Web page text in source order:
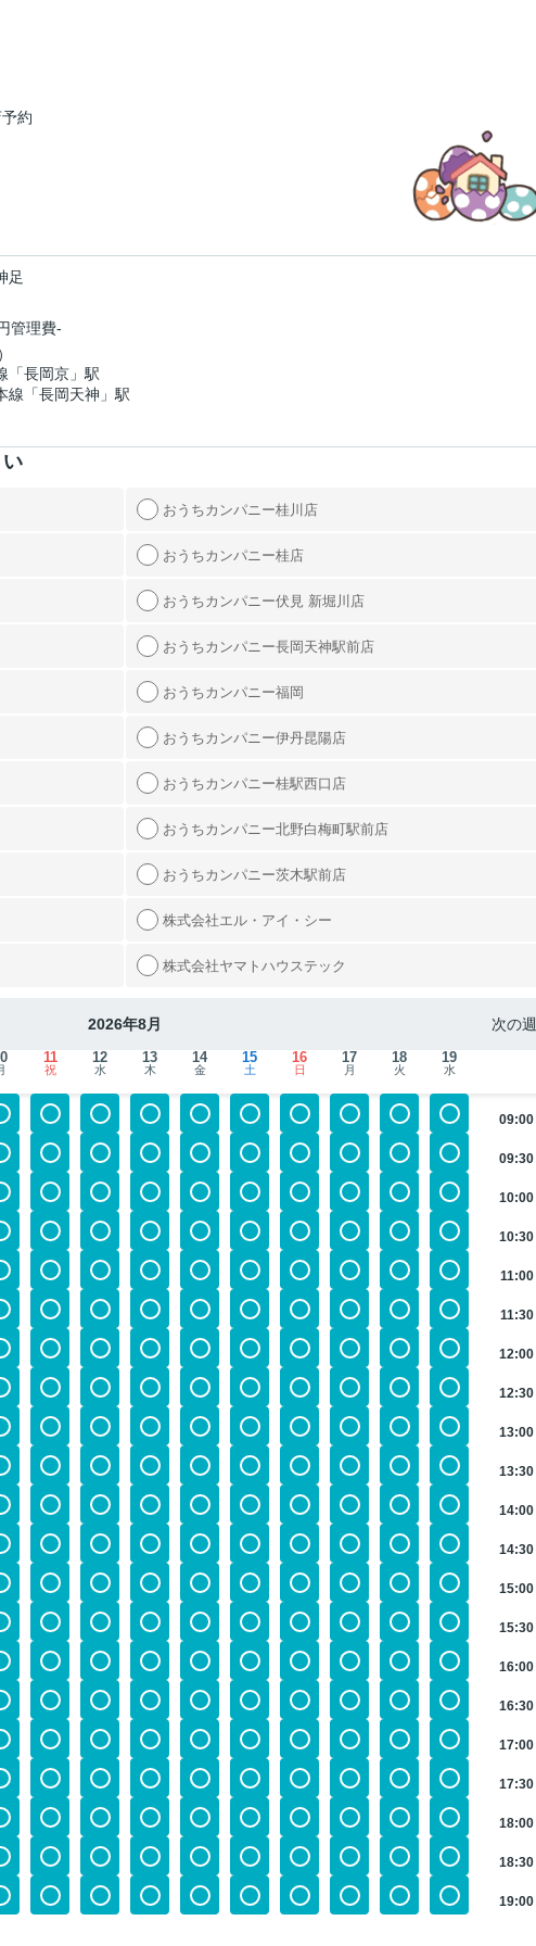
約
足
管理費-
「長岡京」駅
線「長岡天神」駅
おうちカンパニー桂川店
おうちカンパニー桂店
おうちカンパニー伏見 新堀川店
おうちカンパニー長岡天神駅前店
おうちカンパニー福岡
おうちカンパニー伊丹昆陽店
おうちカンパニー桂駅西口店
おうちカンパニー北野白梅町駅前店
おうちカンパニー茨木駅前店
株式会社エル・アイ・シー
株式会社ヤマトハウステック
2026年8月 次の週
11
祝
12
水
13
木
14
金
15
土
16
日
17
月
18
火
19
水
09:00
09:30
10:00
10:30
11:00
11:30
12:00
12:30
13:00
13:30
14:00
14:30
15:00
15:30
16:00
16:30
17:00
17:30
18:00
18:30
19:00